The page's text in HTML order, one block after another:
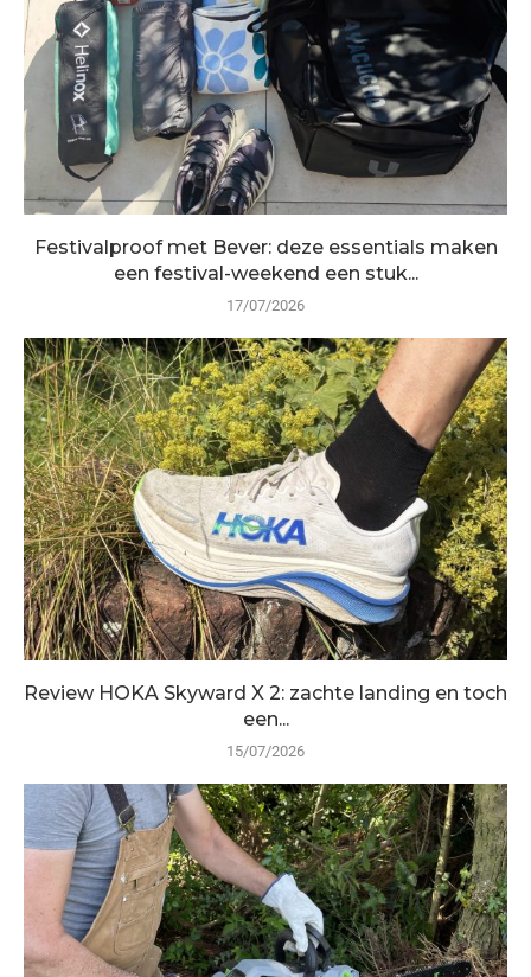
Festivalproof met Bever: deze essentials maken
een festival-weekend een stuk...
17/07/2026
Review HOKA Skyward X 2: zachte landing en toch
een...
15/07/2026